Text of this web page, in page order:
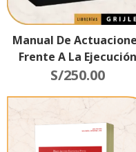
Manual De
Frente A La Ejecución
Hipotecaria Inminente
S/250.00